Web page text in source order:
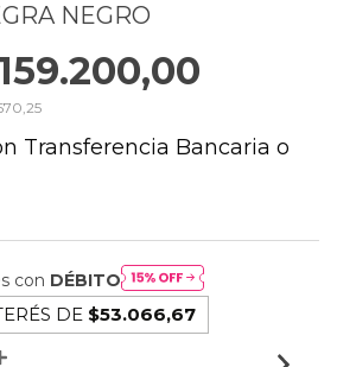
NEGRO
Transferencia Bancaria o
con DÉBITO
DE $53.066,67